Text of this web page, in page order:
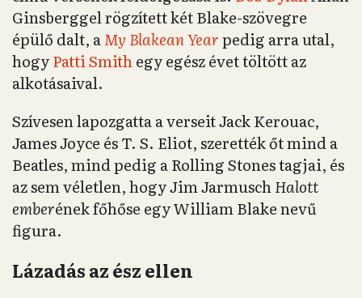
Ginsberggel rögzített két Blake-szövegre
épülő dalt, aMy Blakean Yearpedig arra utal,
hogyPatti Smithegy egész évet töltött az
alkotásaival.
Szívesen lapozgatta a verseit Jack Kerouac,
James Joyce és T. S. Eliot, szerették őt mind a
Beatles, mind pedig a Rolling Stones tagjai, és
az sem véletlen, hogy Jim JarmuschHalott
emberének főhőse egy William Blake nevű
figura.
Lázadás az ész ellen